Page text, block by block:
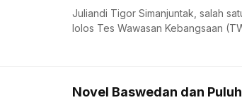
Juliandi Tigor Simanjuntak, salah
lolos Tes Wawasan Kebangsaan
Novel Baswedan dan